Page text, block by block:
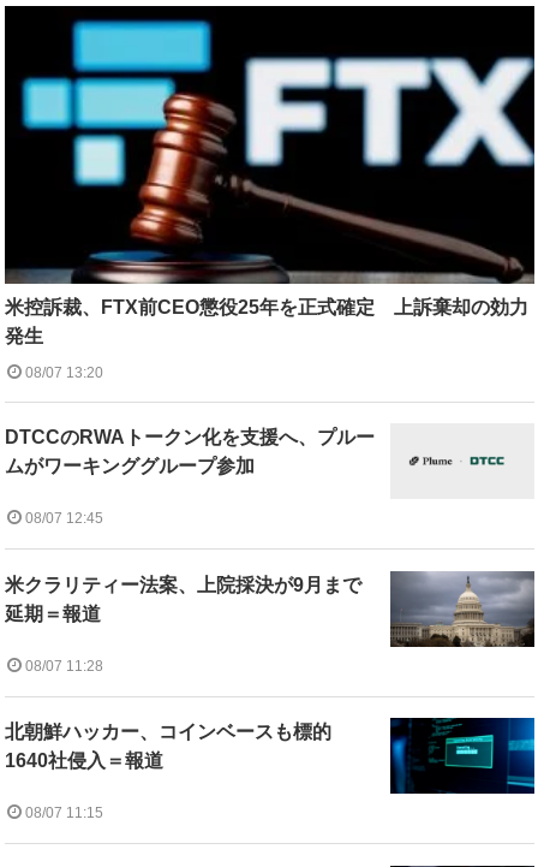
米控訴裁、FTX前CEO懲役25年を正式確定 上訴棄却の効力
発生
08/07 13:20
DTCCのRWAトークン化を支援へ、プルー
ムがワーキンググループ参加
08/07 12:45
米クラリティー法案、上院採決が9月まで
延期＝報道
08/07 11:28
北朝鮮ハッカー、コインベースも標的
1640社侵入＝報道
08/07 11:15